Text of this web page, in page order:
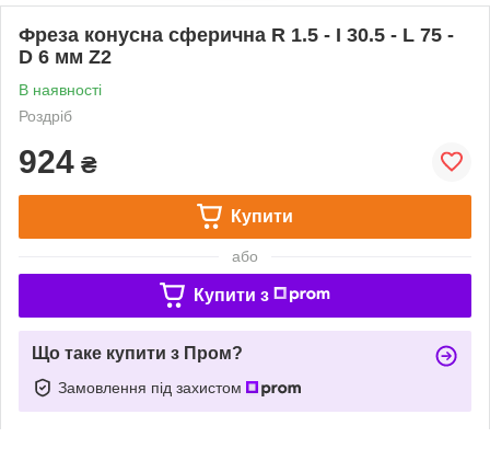
Фреза конусна сферична R 1.5 - I 30.5 - L 75 -
D 6 мм Z2
В наявності
Роздріб
924 ₴
Купити
або
Купити з
Що таке купити з Пром?
Замовлення під захистом